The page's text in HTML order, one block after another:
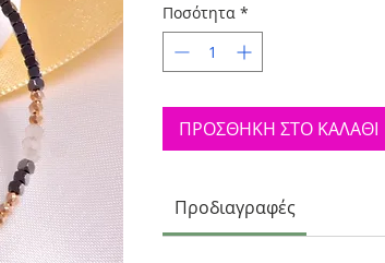
Ποσότητα *
ΠΡΟΣΘΗΚΗ ΣΤΟ ΚΑΛΑΘΙ
Προδιαγραφές